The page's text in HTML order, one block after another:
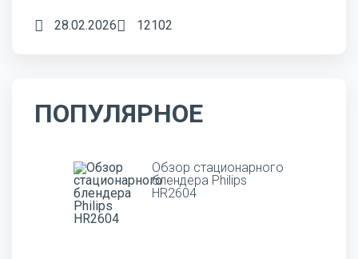
28.02.2026 12102
ПОПУЛЯРНОЕ
Обзор стационарного
блендера Philips
HR2604